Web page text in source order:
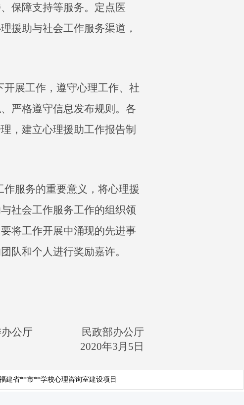
保障支持等服务。定点医
援助与社会工作服务渠道，
展工作，遵守心理工作、社
严格遵守信息发布规则。各
，建立心理援助工作报告制
服务的重要意义，将心理援
社会工作服务工作的组织领
将工作开展中涌现的先进事
队和个人进行奖励嘉许。
委办公厅 民政部办公厅
2020年3月5日
建省**市**学校心理咨询室建设项目